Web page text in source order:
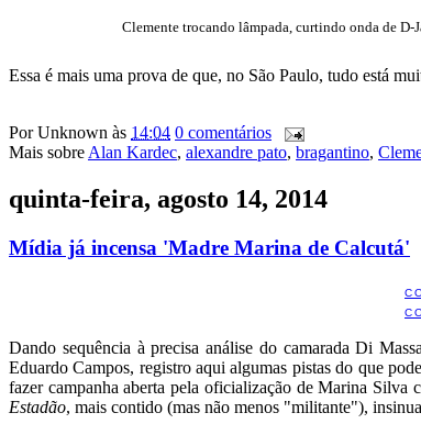
Clemente trocando lâmpada, curtindo onda de
Essa é mais uma prova de que, no São Paulo, tudo está
PorUnknown às 14:04 0 comentários
Mais sobre Alan Kardec, alexandre pato, bragantino,
quinta-feira, agosto 14, 2014
Mídia já incensa 'Madre Marina de Calcutá'
Dando sequência à precisa análise do camarada Di
Eduardo Campos, registro aqui algumas pistas do que
fazer campanha aberta pela oficialização de Marina Silva
Estadão, mais contido (mas não menos "militante"),